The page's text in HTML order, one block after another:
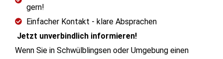
gern!
Einfacher Kontakt - klare Absprachen
Jetzt unverbindlich informieren!
Wenn Sie in Schwülblingsen oder Umgebung einen